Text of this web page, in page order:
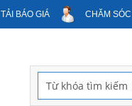
TẢI BÁO GIÁ CHĂM